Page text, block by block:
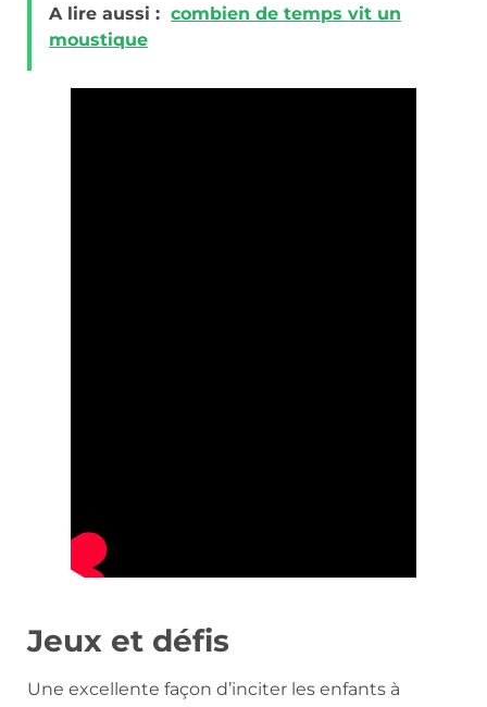
A lire aussi : combien de temps vit un
moustique
Jeux et défis
Une excellente façon d’inciter les enfants à